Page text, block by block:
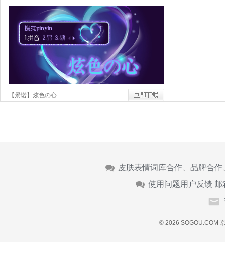
【景诺】炫色の心
皮肤表情词库合作、品牌合
使用问题用户反馈 邮
© 2026 SOGOU.COM